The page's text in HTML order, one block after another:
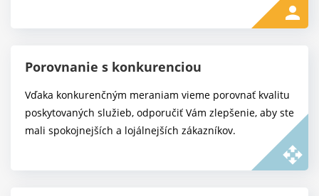
person
Porovnanie s konkurenciou
Vďaka konkurenčným meraniam vieme porovnať kvalitu
poskytovaných služieb, odporučiť Vám zlepšenie, aby ste
mali spokojnejších a lojálnejších zákazníkov.
open_with